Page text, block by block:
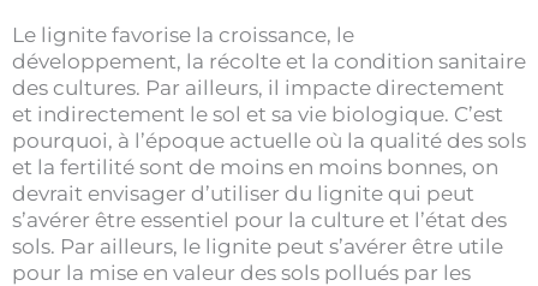
Le lignite favorise la croissance, le
développement, la récolte et la condition sanitaire
des cultures. Par ailleurs, il impacte directement
et indirectement le sol et sa vie biologique. C’est
pourquoi, à l’époque actuelle où la qualité des sols
et la fertilité sont de moins en moins bonnes, on
devrait envisager d’utiliser du lignite qui peut
s’avérer être essentiel pour la culture et l’état des
sols. Par ailleurs, le lignite peut s’avérer être utile
pour la mise en valeur des sols pollués par les